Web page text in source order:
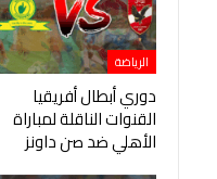
الرياضة
دوري أبطال أفريقيا
القنوات الناقلة لمباراة
الأهلي ضد صن داونز